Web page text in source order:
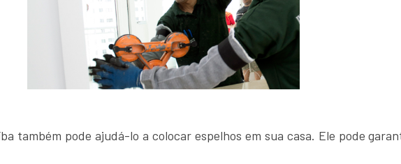
também pode ajudá-lo a colocar espelhos em sua casa. Ele pode